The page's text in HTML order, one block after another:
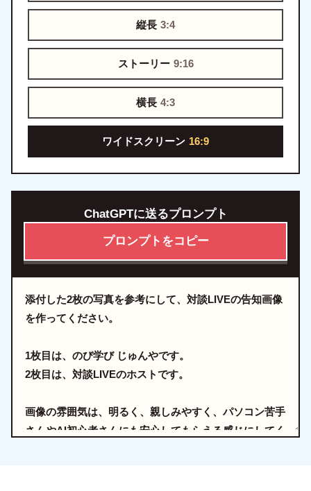
縦長 3:4
ストーリー 9:16
横長 4:3
ワイドスクリーン 16:9
ChatGPTに送るプロンプト
プロンプトをコピー